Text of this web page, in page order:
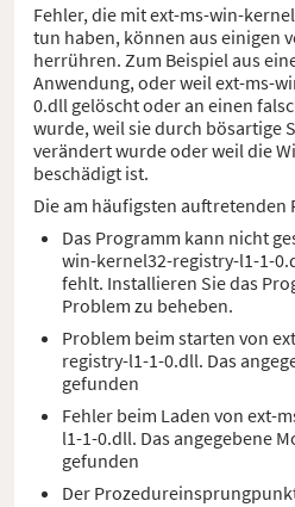
Fehler, die mit ext-ms-win-
tun haben, können aus einigen
herrühren. Zum Beispiel aus
Anwendung, oder weil ext-ms-
0.dll gelöscht oder an einen
wurde, weil sie durch bösartige
verändert wurde oder weil die
beschädigt ist.
Die am häufigsten auftretenden
Das Programm kann nicht
win-kernel32-registry-l1-1-
fehlt. Installieren Sie das
Problem zu beheben.
Problem beim starten von
registry-l1-1-0.dll. Das
gefunden
Fehler beim Laden von ext-
l1-1-0.dll. Das angegebene
gefunden
Der